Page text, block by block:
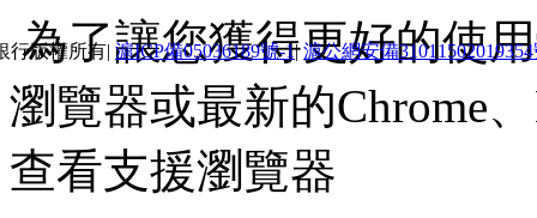
為了讓您獲得更好的使
瀏覽器或最新的Chrome
查看支援瀏覽器
行版權所有| 滬ICP備05036189號-1|滬公網安備